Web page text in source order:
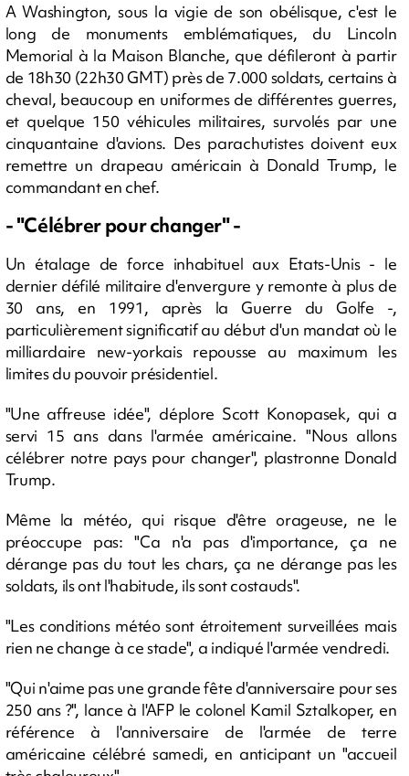
A Washington, sous la vigie de son obélisque, c'est le
long de monuments emblématiques, du Lincoln
Memorial à la Maison Blanche, que défileront à partir
de 18h30 (22h30 GMT) près de 7.000 soldats, certains à
cheval, beaucoup en uniformes de différentes guerres,
et quelque 150 véhicules militaires, survolés par une
cinquantaine d'avions. Des parachutistes doivent eux
remettre un drapeau américain à Donald Trump, le
commandant en chef.
- "Célébrer pour changer" -
Un étalage de force inhabituel aux Etats-Unis - le
dernier défilé militaire d'envergure y remonte à plus de
30 ans, en 1991, après la Guerre du Golfe -,
particulièrement significatif au début d'un mandat où le
milliardaire new-yorkais repousse au maximum les
limites du pouvoir présidentiel.
"Une affreuse idée", déplore Scott Konopasek, qui a
servi 15 ans dans l'armée américaine. "Nous allons
célébrer notre pays pour changer", plastronne Donald
Trump.
Même la météo, qui risque d'être orageuse, ne le
préoccupe pas: "Ca n'a pas d'importance, ça ne
dérange pas du tout les chars, ça ne dérange pas les
soldats, ils ont l'habitude, ils sont costauds".
"Les conditions météo sont étroitement surveillées mais
rien ne change à ce stade", a indiqué l'armée vendredi.
"Qui n'aime pas une grande fête d'anniversaire pour ses
250 ans ?", lance à l'AFP le colonel Kamil Sztalkoper, en
référence à l'anniversaire de l'armée de terre
américaine célébré samedi, en anticipant un "accueil